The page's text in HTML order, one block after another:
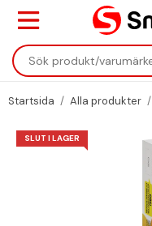
Startsida / Alla produkter /
SLUT I LAGER